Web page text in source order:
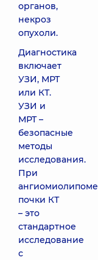
органов,
некроз
опухоли.
Диагностика
включает
УЗИ, МРТ
или КТ.
УЗИ и
МРТ –
безопасные
методы
исследования.
При
ангиомиолипоме
почки КТ
– это
стандартное
исследование
с